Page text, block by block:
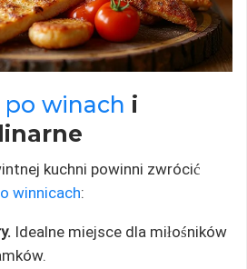
po winach i
kuchni powinni zwrócić
winnicach:
Idealne miejsce dla miłośników